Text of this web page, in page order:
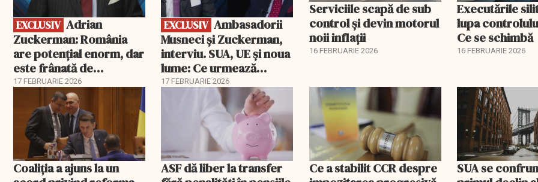
EXCLUSIV
Zuckerman: România
are potențial enorm, dar
este frânată de
corupție, companii de
stat și influența
propagandei ruse
17 FEBRUARIE 2026
EXCLUSIV Ambasadorii
Musneci și Zuckerman,
interviu. SUA, UE și noua
lume: Ce urmează
pentru România
17 FEBRUARIE 2026
Serviciile scapă de sub
control și devin motorul
noii inflații
16 FEBRUARIE 2026
Executările
lupa
Ce se schimbă
16 FEBRUARIE 2026
Coaliția a ajuns la un
ASF dă liber la transfer
Ce a stabilit CCR despre
SUA se